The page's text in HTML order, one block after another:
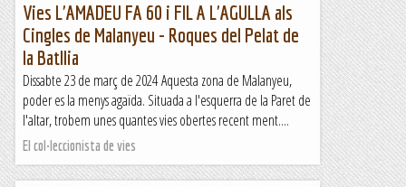
Vies L'AMADEU FA 60 i FIL A L'AGULLA als
Cingles de Malanyeu - Roques del Pelat de
la Batllia
Dissabte 23 de març de 2024 Aquesta zona de Malanyeu,
poder es la menys agaïda. Situada a l'esquerra de la Paret de
l'altar, trobem unes quantes vies obertes recent ment....
El col·leccionista de vies